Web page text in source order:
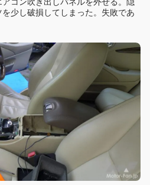
コン吹き出しパネルを外せる。隠
少し破損してしまった。失敗であ